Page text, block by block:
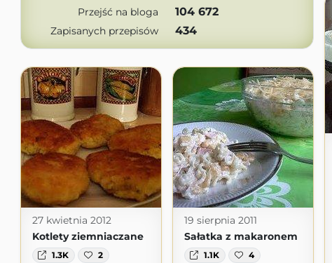
Przejść na bloga 104 672
Zapisanych przepisów 434
27 kwietnia 2012
Kotlety ziemniaczane
1.3K 2
19 sierpnia 2011
Sałatka z makaronem
1.1K 4